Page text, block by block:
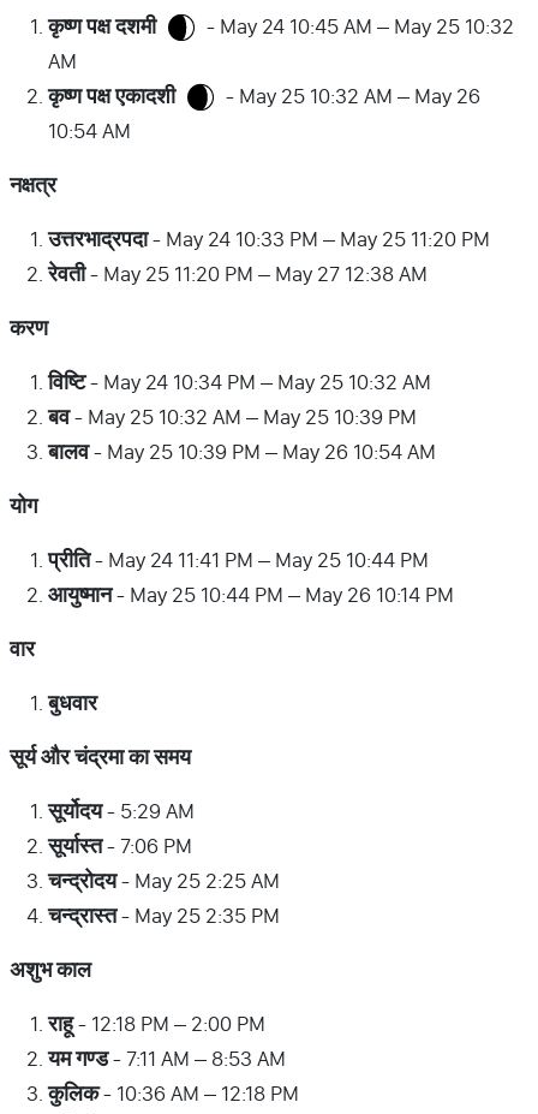
कृष्णपक्षदशमी
- May 24 10:45 AM – May 25 10:32
AM
कृष्णपक्षएकादशी
- May 25 10:32 AM – May 26
10:54 AM
नक्षत्र
उत्तरभाद्रपदा- May 24 10:33 PM – May 25 11:20 PM
रेवती- May 25 11:20 PM – May 27 12:38 AM
करण
विष्टि- May 24 10:34 PM – May 25 10:32 AM
बव- May 25 10:32 AM – May 25 10:39 PM
बालव- May 25 10:39 PM – May 26 10:54 AM
योग
प्रीति- May 24 11:41 PM – May 25 10:44 PM
आयुष्मान- May 25 10:44 PM – May 26 10:14 PM
वार
बुधवार
सूर्यऔरचंद्रमाकासमय
सूर्योदय- 5:29 AM
सूर्यास्त- 7:06 PM
चन्द्रोदय- May 25 2:25 AM
चन्द्रास्त- May 25 2:35 PM
अशुभकाल
राहू- 12:18 PM – 2:00 PM
यमगण्ड- 7:11 AM – 8:53 AM
कुलिक- 10:36 AM – 12:18 PM